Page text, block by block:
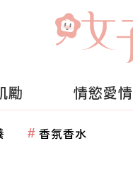
勵 情慾愛情
香氛香水